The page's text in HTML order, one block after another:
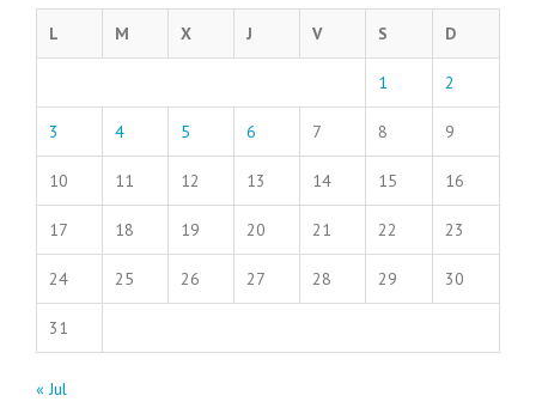
L M X J V S D
1 2
3 4 5 6 7 8 9
10 11 12 13 14 15 16
17 18 19 20 21 22 23
24 25 26 27 28 29 30
31
« Jul